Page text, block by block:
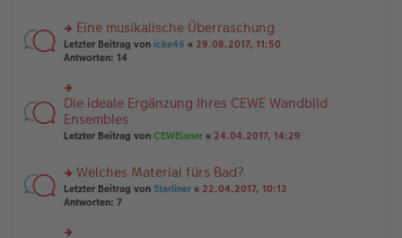
ei
tr
a
e
n
er
tr
a
g
n
g
el
e
n
er
B
ei
a
g
rs
te
u
n
g
el
es
er
B
ei
a
Eine musikalische Überraschung
Letzter Beitrag von icke46 « 29.08.2017, 11:50
Antworten: 14
rs
te
r
u
g
el
es
e
Die ideale Ergänzung Ihres CEWE Wandbild
Ensembles
Letzter Beitrag von CEWEianer « 24.04.2017, 14:29
rs
te
u
Welches Material fürs Bad?
Letzter Beitrag von Starliner « 22.04.2017, 10:13
Antworten: 7